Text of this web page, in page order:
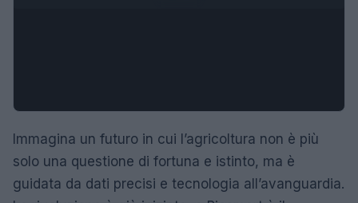
Immagina un futuro in cui l’agricoltura non è più
solo una questione di fortuna e istinto, ma è
guidata da dati precisi e tecnologia all’avanguardia.